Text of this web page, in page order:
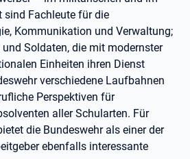
sind Fachleute für die
Kommunikation und Verwaltung;
Soldaten, die mit modernster
Einheiten ihren Dienst
verschiedene Laufbahnen
Perspektiven für
aller Schularten. Für
die Bundeswehr als einer der
ebenfalls interessante